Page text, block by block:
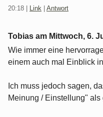
20:18 Link Antwort
Tobias am Mittwoch, 6.
Wie immer eine
einem auch mal Einblick
Ich muss jedoch sagen,
Meinung / Einstellung"